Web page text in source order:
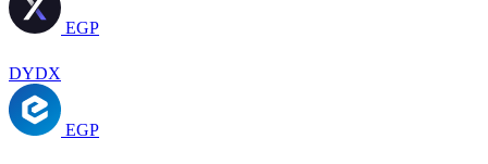
EGP
DYDX
EGP